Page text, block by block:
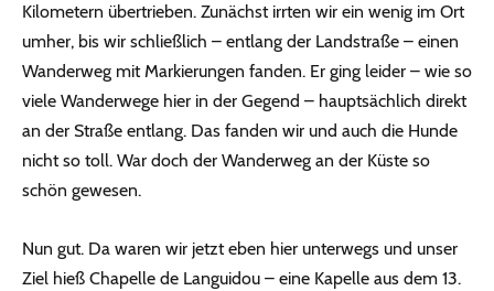
Kilometern übertrieben. Zunächst irrten wir ein wenig im Ort
umher, bis wir schließlich – entlang der Landstraße – einen
Wanderweg mit Markierungen fanden. Er ging leider – wie so
viele Wanderwege hier in der Gegend – hauptsächlich direkt
an der Straße entlang. Das fanden wir und auch die Hunde
nicht so toll. War doch der Wanderweg an der Küste so
schön gewesen.
Nun gut. Da waren wir jetzt eben hier unterwegs und unser
Ziel hieß Chapelle de Languidou – eine Kapelle aus dem 13.